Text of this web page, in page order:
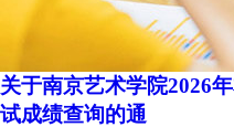
关于南京艺术学院2026
试成绩查询的通